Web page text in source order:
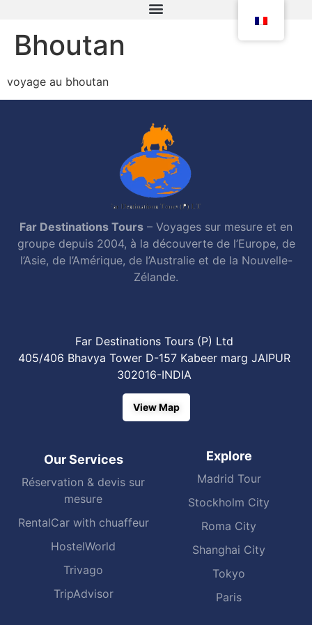
Bhoutan
voyage au bhoutan
Far Destinations Tours – Voyages sur mesure et en
groupe depuis 2004, à la découverte de l’Europe, de
l’Asie, de l’Amérique, de l’Australie et de la Nouvelle-
Zélande.
Far Destinations Tours (P) Ltd
405/406 Bhavya Tower D-157 Kabeer marg JAIPUR
302016-INDIA
View Map
Our Services
Réservation & devis sur
mesure
RentalCar with chuaffeur
HostelWorld
Trivago
TripAdvisor
Explore
Madrid Tour
Stockholm City
Roma City
Shanghai City
Tokyo
Paris